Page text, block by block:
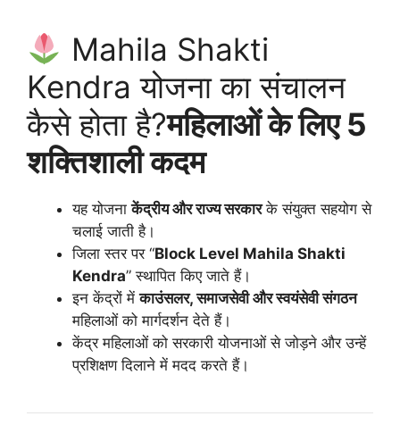
Mahila Shakti
Kendra योजना का संचालन
कैसे होता है?महिलाओं के लिए 5
शक्तिशाली कदम
यह योजनाकेंद्रीय और राज्य सरकारके संयुक्त सहयोग से
चलाई जाती है।
जिला स्तर पर “Block Level Mahila Shakti
Kendra” स्थापित किए जाते हैं।
इन केंद्रों मेंकाउंसलर, समाजसेवी और स्वयंसेवी संगठन
महिलाओं को मार्गदर्शन देते हैं।
केंद्र महिलाओं को सरकारी योजनाओं से जोड़ने और उन्हें
प्रशिक्षण दिलाने में मदद करते हैं।